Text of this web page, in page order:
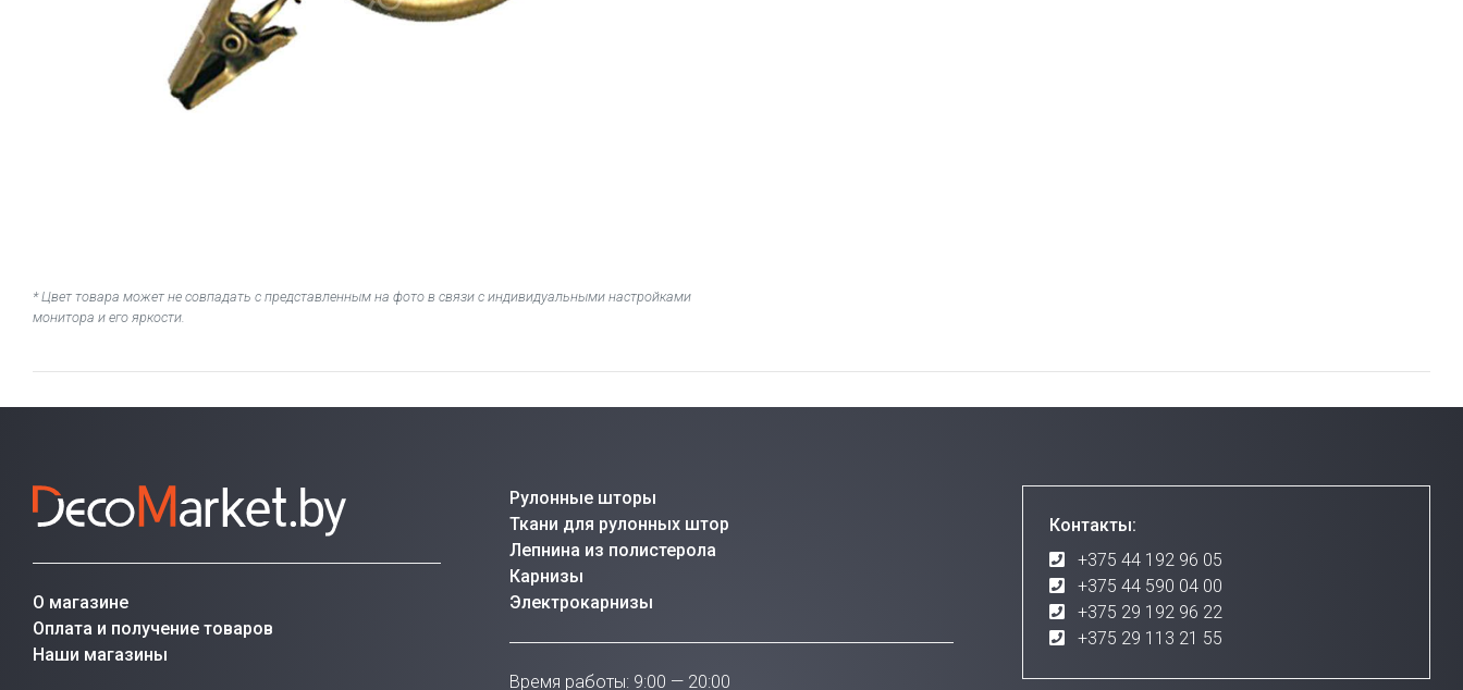
* Цвет товара может не совпадать с представленным на фото в связи с индивидуальными настройками
монитора и его яркости.
О магазине
Оплата и получение товаров
Наши магазины
Рулонные шторы
Ткани для рулонных штор
Лепнина из полистерола
Карнизы
Электрокарнизы
Время работы: 9:00 — 20:00
Контакты:
+375 44 192 96 05
+375 44 590 04 00
+375 29 192 96 22
+375 29 113 21 55